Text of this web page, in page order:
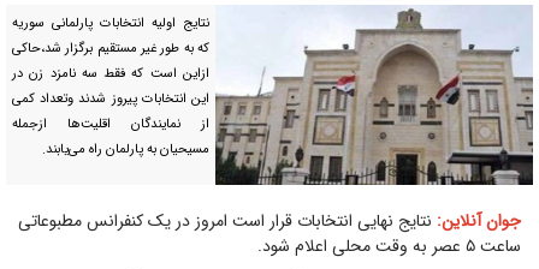
نتایج اولیه انتخابات پارلمانی سوریه
که به طور غیر مستقیم برگزار شد،حاکی
ازاین است که فقط سه نامزد زن در
این انتخابات پیروز شدند وتعداد کمی
از نمایندگان اقلیت‌ها ازجمله
مسیحیان به پارلمان راه می‌یابند.
جوان آنلاین: نتایج نهایی انتخابات قرار است امروز در یک کنفرانس مطبوعاتی
ساعت ۵ عصر به وقت محلی اعلام شود.